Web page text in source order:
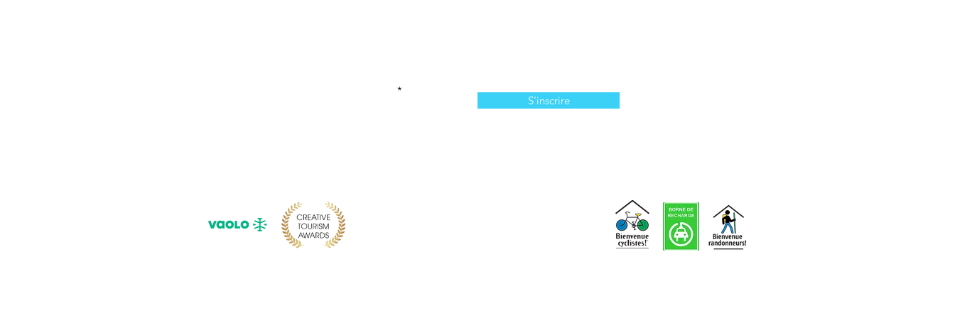
S'inscrire